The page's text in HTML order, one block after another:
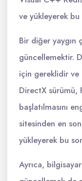
ve yükleyerek
Bir diğer yaygın
güncellemektir.
için gereklidir ve
DirectX sürümü,
başlatılmasını
sitesinden en
yükleyerek bu
Ayrıca,